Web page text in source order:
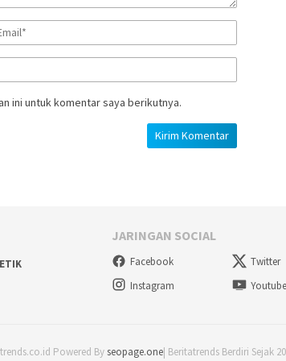
ini untuk komentar saya berikutnya.
JARINGAN SOCIAL
Facebook Twitter
Instagram
Youtube
Powered Byseopage.one| Beritatrends Berdiri Sejak